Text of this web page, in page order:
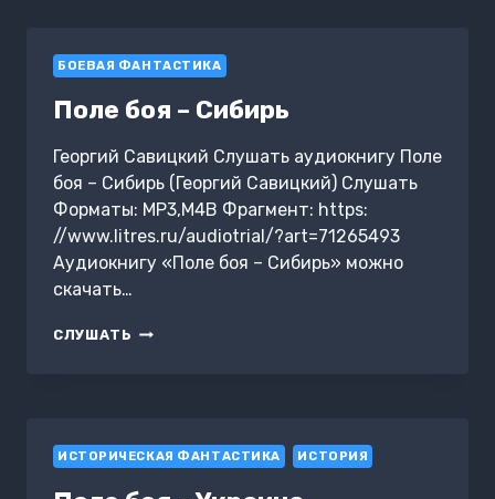
БОЕВАЯ ФАНТАСТИКА
Поле боя – Сибирь
Георгий Савицкий Слушать аудиокнигу Поле
боя – Сибирь (Георгий Савицкий) Слушать
Форматы: MP3,M4B Фрагмент: https:
//www.litres.ru/audiotrial/?art=71265493
Аудиокнигу «Поле боя – Сибирь» можно
скачать…
СЛУШАТЬ ПОЛЕ
ИСТОРИЧЕСКАЯ ФАНТАСТИКА ИСТОРИЯ